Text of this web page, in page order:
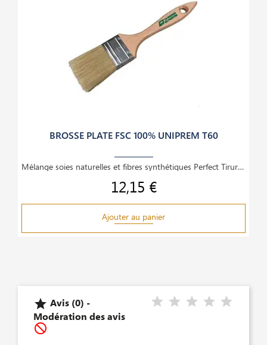
BROSSE PLATE FSC 100% UNIPREM T60
Mélange soies naturelles et fibres synthétiques Perfect Tirure longue Manche bois poncé verni
Prix
12,15 €
Ajouter au panier
 Avis (0) -
Modération des avis
